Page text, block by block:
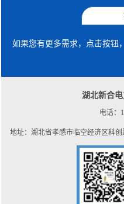
如果您有更多需求，点击按钮
湖北新合
电话：
地址：湖北省孝感市临空经济区科